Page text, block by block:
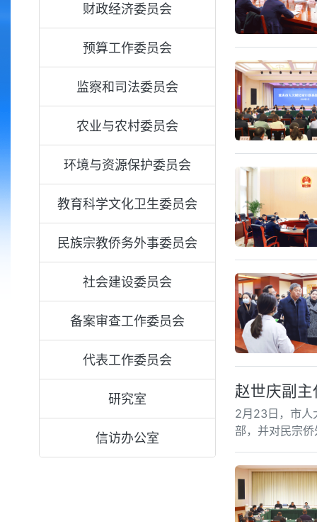
财政经济委员会
预算工作委员会
监察和司法委员会
农业与农村委员会
环境与资源保护委员会
教育科学文化卫生委员会
民族宗教侨务外事委员会
社会建设委员会
备案审查工作委员会
代表工作委员会
研究室
信访办公室
赵世庆副
2月23日，市人
部，并对民宗